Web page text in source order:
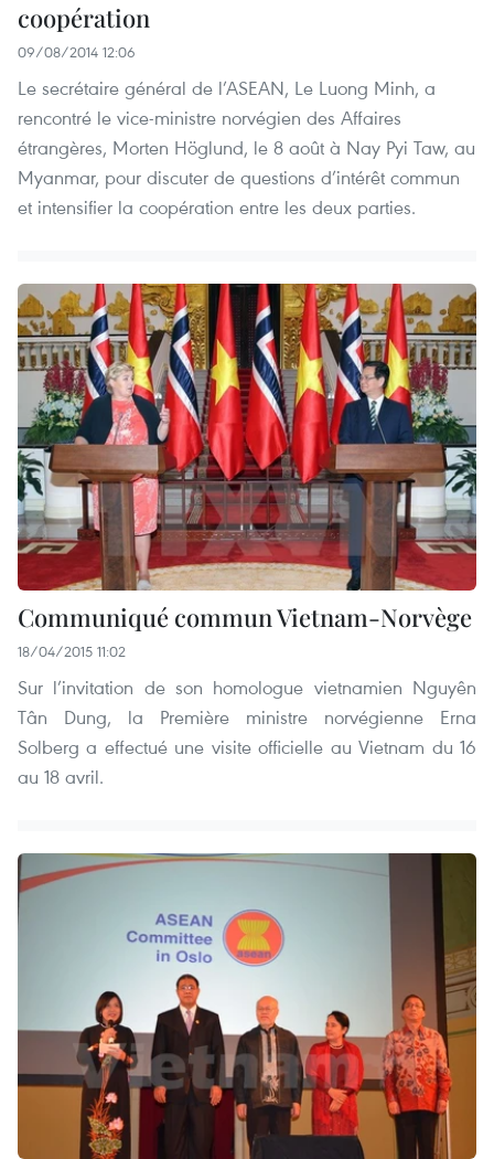
coopération
09/08/2014 12:06
Le secrétaire général de l’ASEAN, Le Luong Minh, a
rencontré le vice-ministre norvégien des Affaires
étrangères, Morten Höglund, le 8 août à Nay Pyi Taw, au
Myanmar, pour discuter de questions d’intérêt commun
et intensifier la coopération entre les deux parties.
Communiqué commun Vietnam-Norvège
18/04/2015 11:02
Sur l’invitation de son homologue vietnamien Nguyên
Tân Dung, la Première ministre norvégienne Erna
Solberg a effectué une visite officielle au Vietnam du 16
au 18 avril.